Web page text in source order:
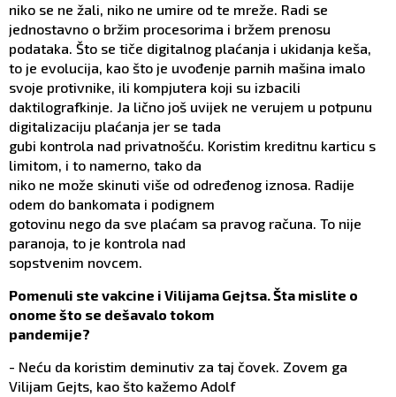
niko se ne žali, niko ne umire od te mreže. Radi se
jednostavno o bržim procesorima i bržem prenosu
podataka. Što se tiče digitalnog plaćanja i ukidanja keša,
to je evolucija, kao što je uvođenje parnih mašina imalo
svoje protivnike, ili kompjutera koji su izbacili
daktilografkinje. Ja lično još uvijek ne verujem u potpunu
digitalizaciju plaćanja jer se tada
gubi kontrola nad privatnošću. Koristim kreditnu karticu s
limitom, i to namerno, tako da
niko ne može skinuti više od određenog iznosa. Radije
odem do bankomata i podignem
gotovinu nego da sve plaćam sa pravog računa. To nije
paranoja, to je kontrola nad
sopstvenim novcem.
Pomenuli ste vakcine i Vilijama Gejtsa. Šta mislite o
onome što se dešavalo tokom
pandemije?
- Neću da koristim deminutiv za taj čovek. Zovem ga
Vilijam Gejts, kao što kažemo Adolf